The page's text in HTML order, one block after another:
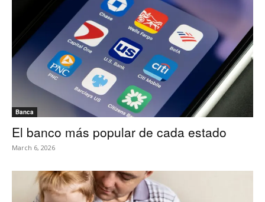
Banca
El banco más popular de cada estado
March 6, 2026